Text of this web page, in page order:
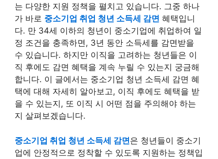
는 다양한 지원 정책을 펼치고 있습니다. 그중 하나
가 바로 중소기업 취업 청년 소득세 감면 혜택입니
다. 만 34세 이하의 청년이 중소기업에 취업하여 일
정 조건을 충족하면, 3년 동안 소득세를 감면받을
수 있습니다. 하지만 이직을 고려하는 청년들은 이
직 후에도 감면 혜택을 계속 누릴 수 있는지 궁금해
합니다. 이 글에서는 중소기업 청년 소득세 감면 혜
택에 대해 자세히 알아보고, 이직 후에도 혜택을 받
을 수 있는지, 또 이직 시 어떤 점을 주의해야 하는
지 살펴보겠습니다.
중소기업 취업 청년 소득세 감면은 청년들이 중소기
업에 안정적으로 정착할 수 있도록 지원하는 정책입